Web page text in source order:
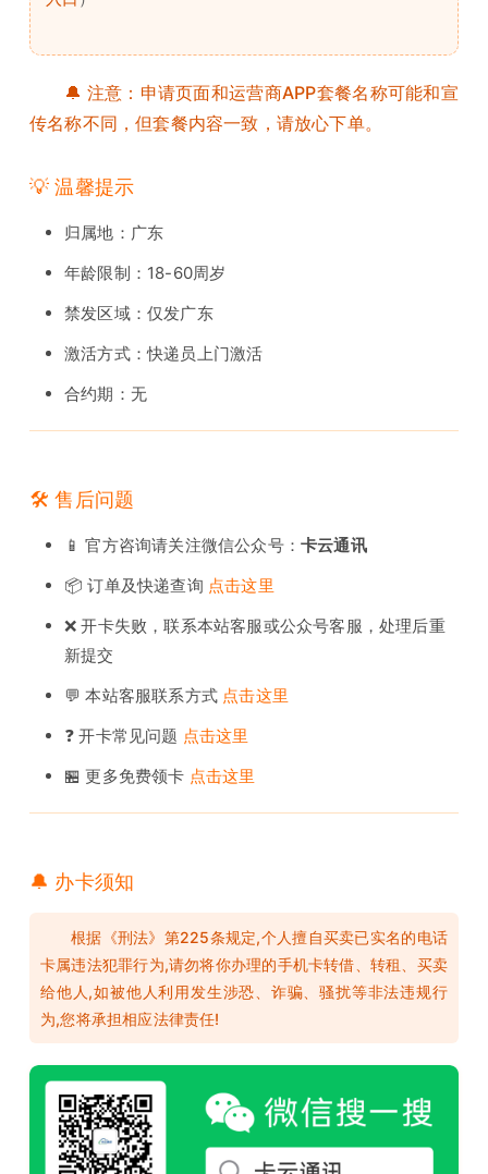
🔔 注意：申请页面和运营商APP套餐名称可能和宣
传名称不同，但套餐内容一致，请放心下单。
💡 温馨提示
归属地：广东
年龄限制：18-60周岁
禁发区域：仅发广东
激活方式：快递员上门激活
合约期：无
🛠️ 售后问题
📱 官方咨询请关注微信公众号： 卡云通讯
📦 订单及快递查询 点击这里
❌ 开卡失败，联系本站客服或公众号客服，处理后重
新提交
💬 本站客服联系方式 点击这里
❓ 开卡常见问题 点击这里
🏪 更多免费领卡 点击这里
🔔 办卡须知
根据《刑法》第225条规定,个人擅自买卖已实名的电话
卡属违法犯罪行为,请勿将你办理的手机卡转借、转租、买卖
给他人,如被他人利用发生涉恐、诈骗、骚扰等非法违规行
为,您将承担相应法律责任!